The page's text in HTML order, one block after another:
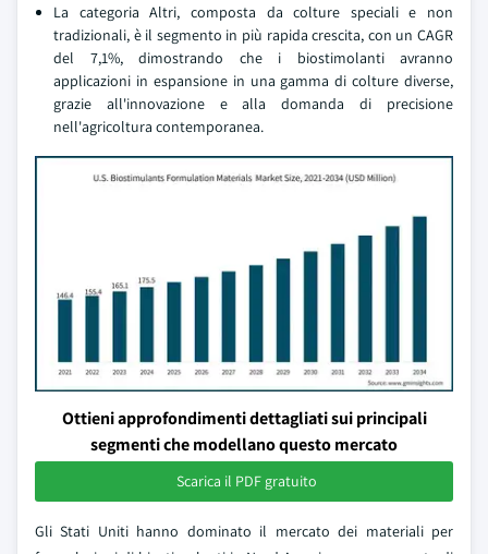
La categoria Altri, composta da colture speciali e non
tradizionali, è il segmento in più rapida crescita, con un CAGR
del 7,1%, dimostrando che i biostimolanti avranno
applicazioni in espansione in una gamma di colture diverse,
grazie all'innovazione e alla domanda di precisione
nell'agricoltura contemporanea.
Ottieni approfondimenti dettagliati sui principali
segmenti che modellano questo mercato
Scarica il PDF gratuito
Gli Stati Uniti hanno dominato il mercato dei materiali per